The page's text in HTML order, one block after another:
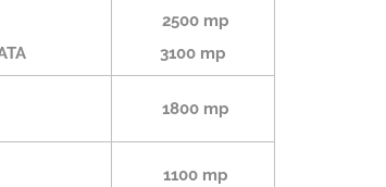
2500 mp
3100 mp
1800 mp
1100 mp